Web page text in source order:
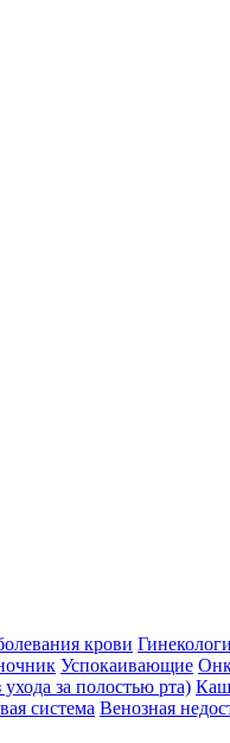
крови
Успокаивающие
за полостью рта)
система Венозная